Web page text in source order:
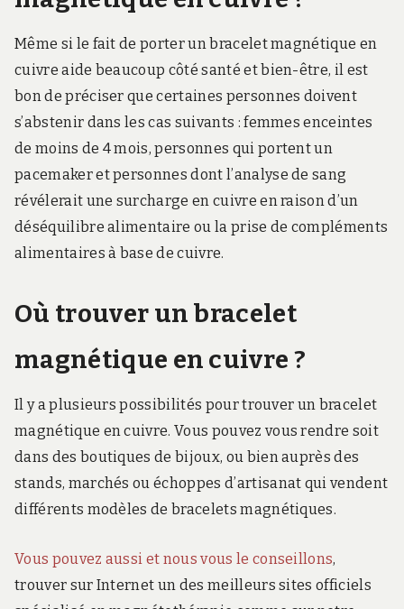
Même si le fait de porter un bracelet magnétique en
cuivre aide beaucoup côté santé et bien-être, il est
bon de préciser que certaines personnes doivent
s’abstenir dans les cas suivants : femmes enceintes
de moins de 4 mois, personnes qui portent un
pacemaker et personnes dont l’analyse de sang
révélerait une surcharge en cuivre en raison d’un
déséquilibre alimentaire ou la prise de compléments
alimentaires à base de cuivre.
Où trouver un bracelet
magnétique en cuivre ?
Il y a plusieurs possibilités pour trouver un bracelet
magnétique en cuivre. Vous pouvez vous rendre soit
dans des boutiques de bijoux, ou bien auprès des
stands, marchés ou échoppes d’artisanat qui vendent
différents modèles de bracelets magnétiques.
Vous pouvez aussi et nous vous le conseillons,
trouver sur Internet un des meilleurs sites officiels